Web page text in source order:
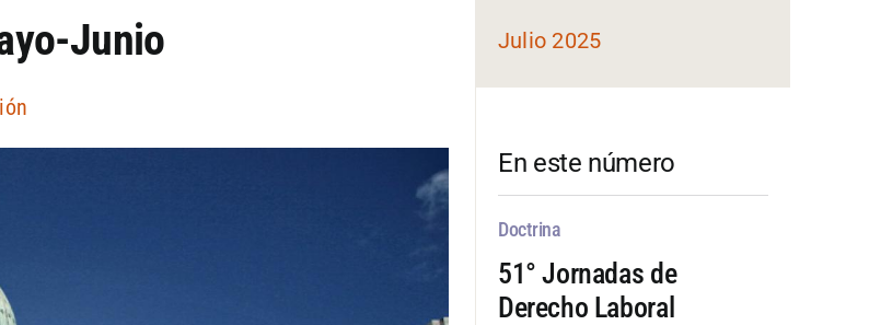
Junio Julio 2025
En este número
Doctrina
51° Jornadas de
Derecho Laboral